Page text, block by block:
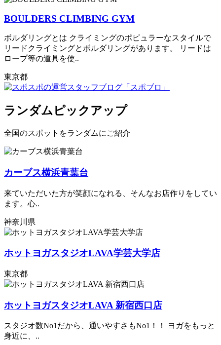
BOULDERS CLIMBING GYM
ボルダリングとは クライミングのポピュラーなスタイルで
リードクライミングとボルダリングがあります。 リードは
ロープ等の道具を使..
東京都
ランダムピックアップ
全国のスポットをランダムにご紹介
カーブス横浜青葉台
来ていただいた方が笑顔になれる、そんなお店作りをしてい
ます。心..
神奈川県
ホットヨガスタジオLAVA学芸大学店
東京都
ホットヨガスタジオLAVA 新宿西口店
スタジオ数No1だから、通いやすさもNo1！！ ヨガをもっと
身近に、..